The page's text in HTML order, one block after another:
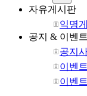
자유게시판
익명
공지 & 이벤트
공지
이벤트
이벤